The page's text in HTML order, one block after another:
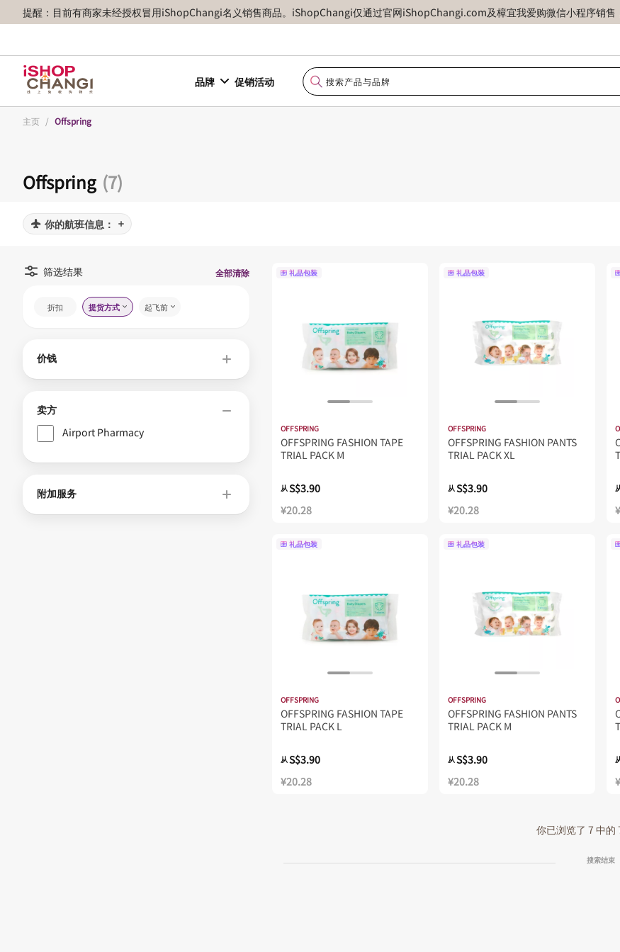
提醒：目前有商家未经授权冒用iShopChangi名义销售商品。iShopChangi仅通过官网iShopChangi.com及樟宜我爱购微信小程序销售
品牌 促销活动
主页 / Offspring
Offspring (7)
你的航班信息：
筛选结果 全部清除
折扣 提货方式 起飞前
价钱
卖方
Airport Pharmacy
附加服务
礼品包装
OFFSPRING
OFFSPRING FASHION TAPE
TRIAL PACK M
从S$3.90
¥20.28
礼品包装
OFFSPRING
OFFSPRING FASHION PANTS
TRIAL PACK XL
从S$3.90
¥20.28
礼品包装
OFFSPRING
OFFSPRING FASHION TAPE
TRIAL PACK L
从S$3.90
¥20.28
礼品包装
OFFSPRING
OFFSPRING FASHION PANTS
TRIAL PACK M
从S$3.90
¥20.28
你已浏览了 7 中的
搜索结束